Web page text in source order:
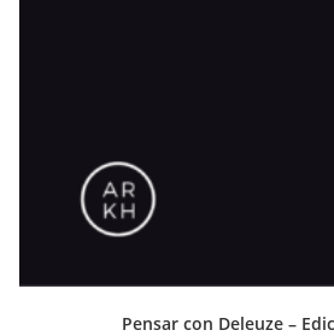
Pensar con Deleuze –